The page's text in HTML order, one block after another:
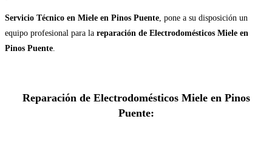
Servicio Técnico en Miele en Pinos Puente, pone a su disposición un
equipo profesional para la reparación de Electrodomésticos Miele en
Pinos Puente.
Reparación de Electrodomésticos Miele en Pinos
Puente: